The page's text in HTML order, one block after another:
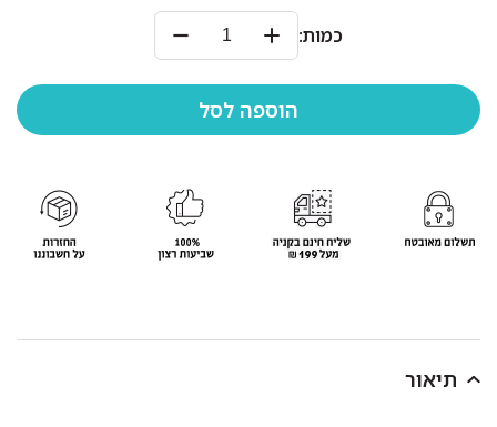
כמות:
תיאור